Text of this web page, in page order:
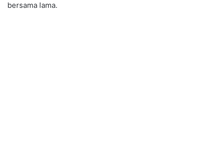
bersama lama.